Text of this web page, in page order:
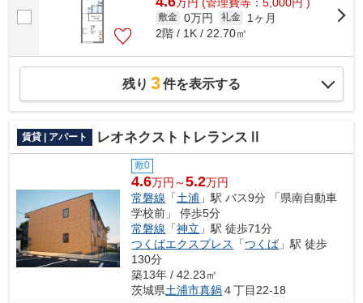
敷金 0万円 礼金
1ヶ月
2階 / 1K / 22.70㎡
残り 3件を表示する
賃貸 | アパート レオネクストトレランスⅡ
敷0
4.6万円～5.2万円
常磐線 「土浦 」駅 バス9分 「県南自動車
学校前」 停歩5分
常磐線 「神立 」駅 徒歩71分
つくばエクスプレス
「つくば」駅 徒歩
130分
築13年 / 42.23㎡
茨城県土浦市真鍋４丁目22-18